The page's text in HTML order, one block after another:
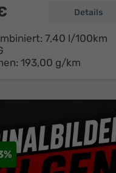
Details
7,40 l/100km
193,00 g/km